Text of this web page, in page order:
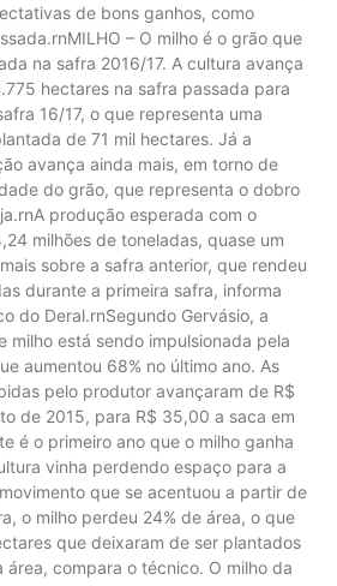
de bons ganhos, como
– O milho é o grão que
na safra 2016/17. A cultura avança
hectares na safra passada para
16/17, o que representa uma
de 71 mil hectares. Já a
avança ainda mais, em torno de
do grão, que representa o dobro
produção esperada com o
milhões de toneladas, quase um
sobre a safra anterior, que rendeu
durante a primeira safra, informa
do Deral.rnSegundo Gervásio, a
milho está sendo impulsionada pela
aumentou 68% no último ano. As
pelo produtor avançaram de R$
de 2015, para R$ 35,00 a saca em
é o primeiro ano que o milho ganha
vinha perdendo espaço para a
que se acentuou a partir de
o milho perdeu 24% de área, o que
que deixaram de ser plantados
área, compara o técnico. O milho da